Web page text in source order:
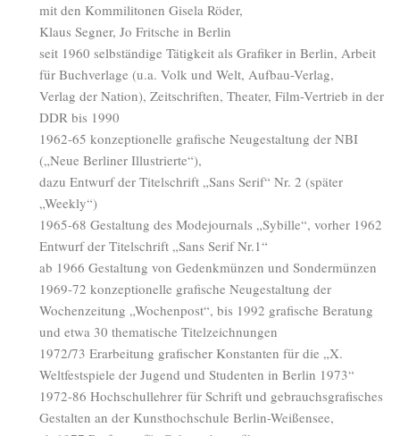
mit den Kommilitonen Gisela Röder,
Klaus Segner, Jo Fritsche in Berlin
seit 1960 selbständige Tätigkeit als Grafiker in Berlin, Arbeit
für Buchverlage (u.a. Volk und Welt, Aufbau-Verlag,
Verlag der Nation), Zeitschriften, Theater, Film-Vertrieb in der
DDR bis 1990
1962-65 konzeptionelle grafische Neugestaltung der NBI
(„Neue Berliner Illustrierte“),
dazu Entwurf der Titelschrift „Sans Serif“ Nr. 2 (später
„Weekly“)
1965-68 Gestaltung des Modejournals „Sybille“, vorher 1962
Entwurf der Titelschrift „Sans Serif Nr.1“
ab 1966 Gestaltung von Gedenkmünzen und Sondermünzen
1969-72 konzeptionelle grafische Neugestaltung der
Wochenzeitung „Wochenpost“, bis 1992 grafische Beratung
und etwa 30 thematische Titelzeichnungen
1972/73 Erarbeitung grafischer Konstanten für die „X.
Weltfestspiele der Jugend und Studenten in Berlin 1973“
1972-86 Hochschullehrer für Schrift und gebrauchsgrafisches
Gestalten an der Kunsthochschule Berlin-Weißensee,